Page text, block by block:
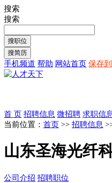
搜索
搜索
手机频道 帮助 网站首页 保存
首 页 招聘信息 微招聘 求职信
当前位置： 首页 >> 招聘信息
山东圣海光纤
公司介绍 招聘职位